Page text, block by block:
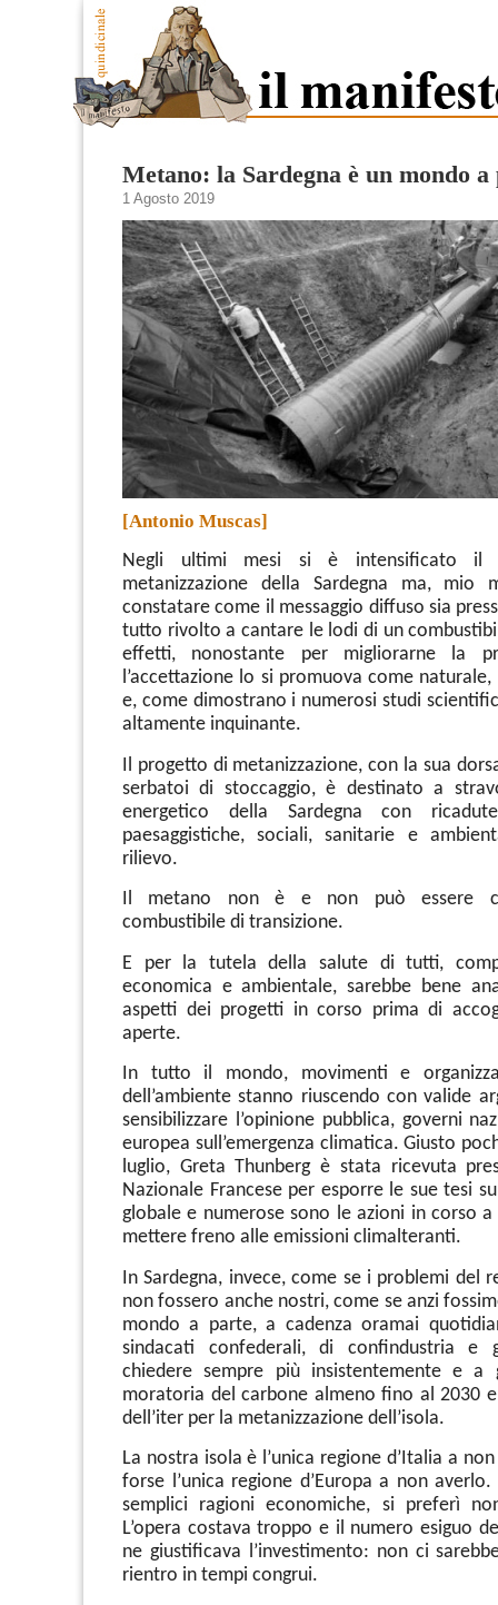
Metano: la Sardegna è un mondo a
1 Agosto 2019
[Antonio Muscas]
Negli ultimi mesi si è intensificato il
metanizzazione della Sardegna ma, mio
constatare come il messaggio diffuso sia
tutto rivolto a cantare le lodi di un
effetti, nonostante per migliorarne la
l’accettazione lo si promuova come
e, come dimostrano i numerosi studi
altamente inquinante.
Il progetto di metanizzazione, con la sua
serbatoi di stoccaggio, è destinato a
energetico della Sardegna con
paesaggistiche, sociali, sanitarie e
rilievo.
Il metano non è e non può essere
combustibile di transizione.
E per la tutela della salute di tutti,
economica e ambientale, sarebbe bene
aspetti dei progetti in corso prima di
aperte.
In tutto il mondo, movimenti e
dell’ambiente stanno riuscendo con valide
sensibilizzare l’opinione pubblica, governi
europea sull’emergenza climatica. Giusto
luglio, Greta Thunberg è stata ricevuta
Nazionale Francese per esporre le sue tesi
globale e numerose sono le azioni in corso
mettere freno alle emissioni climalteranti.
In Sardegna, invece, come se i problemi del
non fossero anche nostri, come se anzi
mondo a parte, a cadenza oramai
sindacati confederali, di confindustria e
chiedere sempre più insistentemente e a
moratoria del carbone almeno fino al 2030 e
dell’iter per la metanizzazione dell’isola.
La nostra isola è l’unica regione d’Italia a
forse l’unica regione d’Europa a non
semplici ragioni economiche, si preferì
L’opera costava troppo e il numero esiguo
ne giustificava l’investimento: non ci
rientro in tempi congrui.